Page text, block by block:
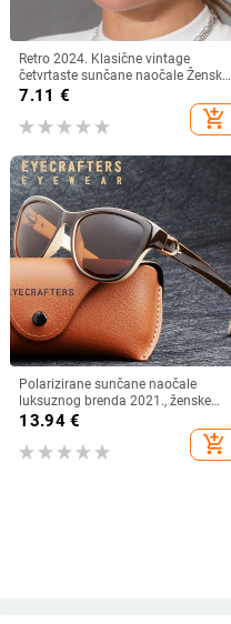
Retro 2024. Klasične vintage
četvrtaste sunčane naočale Ženske
velike sunčane naočale Ženske
muške Retro Leopard Luksuzne
sunčane naočale UV400
7.11 €
add_shopping_cart
Polarizirane sunčane naočale
luksuznog brenda 2021., ženske
ženske elegantne sunčane naočale
za žene Ženske naočale za vožnju
Oculos De Sol
13.94€
add_shopping_cart